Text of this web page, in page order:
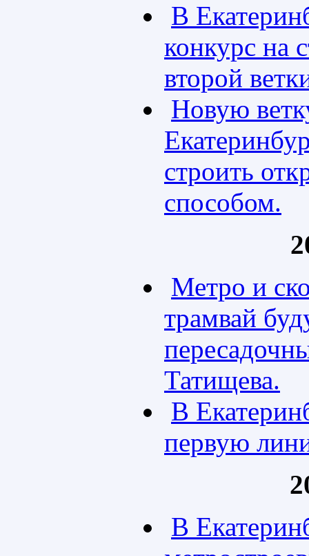
В
конкурс на
второй
Новую
строить
способом.
Метро и
трамвай
Татищева.
В
первую
В